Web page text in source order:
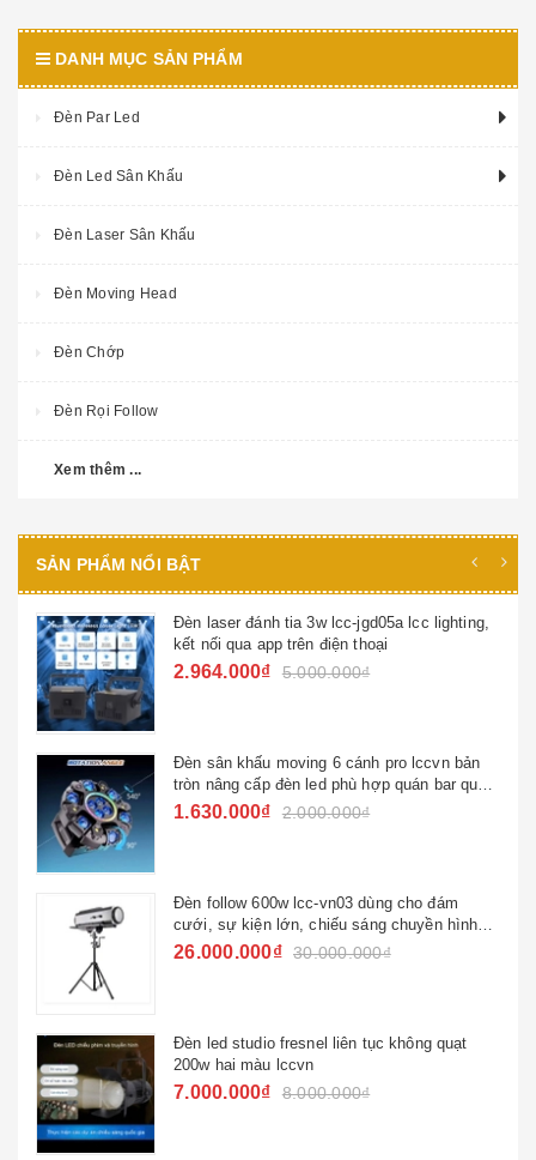
DANH MỤC SẢN PHẨM
Đèn Par Led
Đèn Led Sân Khấu
Đèn Laser Sân Khấu
Đèn Moving Head
Đèn Chớp
Đèn Rọi Follow
Xem thêm ...
SẢN PHẨM NỔI BẬT
lcc lighting,
lccvn bản
quán bar quán
hình
quạt
Đèn beam 295w viền led lcc-
450w )
4.950.000₫
Đèn nấm hoa văn laser quán bar
1.700.000₫
Đèn beam chùm hoa văn led
3.880.000₫ 4.500.000₫
Đèn beam hoa văn night lf 120
cưới
4.563.000₫